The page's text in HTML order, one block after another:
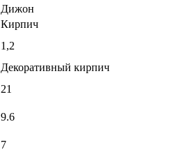
Дижон
Кирпич
1,2
Декоративный кирпич
21
9.6
7